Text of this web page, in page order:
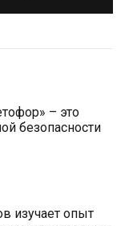
– это
безопасности
изучает опыт